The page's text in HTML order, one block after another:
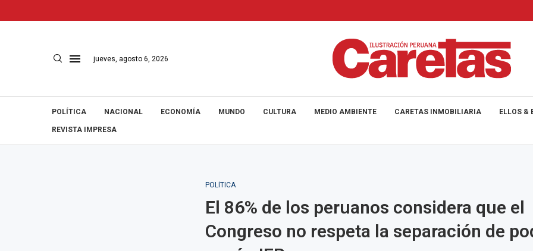
jueves, agosto 6, 2026
POLÍTICA NACIONAL ECONOMÍA MUNDO CULTURA MEDIO AMBIENTE CARETAS INMOBILIARIA ELLOS &
REVISTA IMPRESA
POLÍTICA
El 86% de los peruanos considera que el
Congreso no respeta la separación de